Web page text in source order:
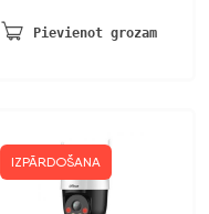
bija:
ir:
Pievienot grozam
IZPĀRDOŠANA